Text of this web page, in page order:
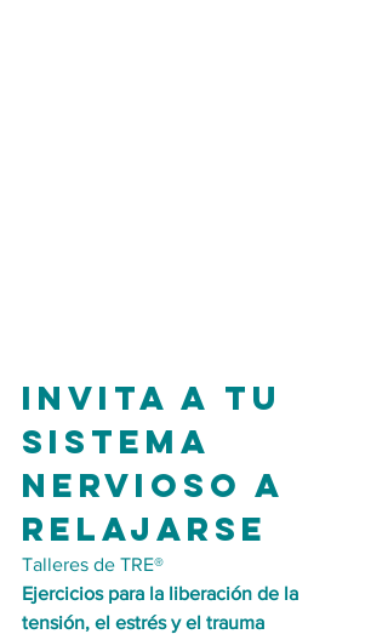
Invita a tu
sistema
nervioso a
relajarse
Talleres de TRE®
Ejercicios para la liberación de la
tensión, el estrés y el trauma